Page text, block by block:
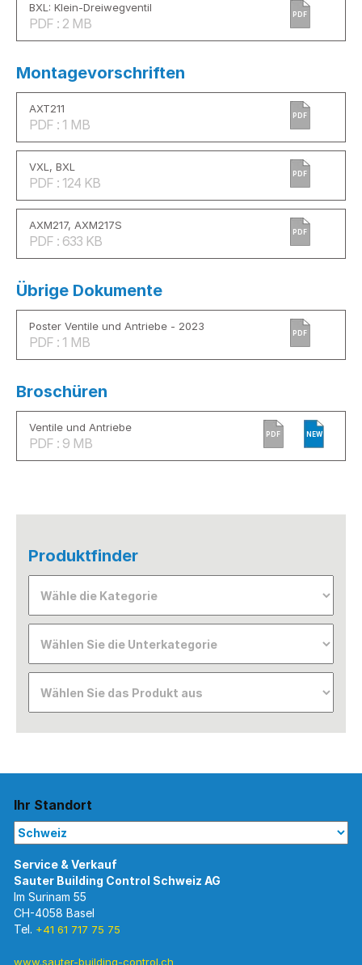
BXL: Klein-Dreiwegventil
PDF : 2 MB
PDF
Montagevorschriften
AXT211
PDF : 1 MB
PDF
VXL, BXL
PDF : 124 KB
PDF
AXM217, AXM217S
PDF : 633 KB
PDF
Übrige Dokumente
Poster Ventile und Antriebe - 2023
PDF : 1 MB
PDF
Broschüren
Ventile und Antriebe
PDF : 9 MB
PDF NEW
Produktfinder
Ihr Standort
Service & Verkauf
Im Surinam 55
CH-4058 Basel
Tel. +41 61 717 75 75
www.sauter-building-control.ch